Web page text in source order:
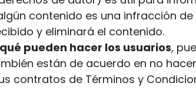
contenido es una infracción
y eliminará el contenido.
pueden hacer los usuarios,
están de acuerdo en no
contratos de Términos y